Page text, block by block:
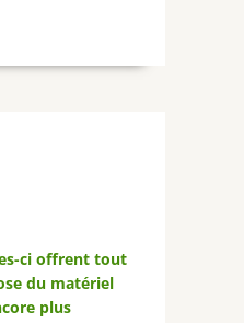
ci offrent tout
du matériel
plus